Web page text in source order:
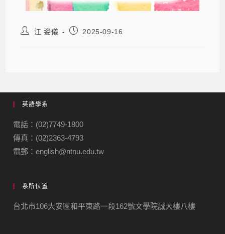
江 姿儀 2025-09-16
英語學系
電話：(02)7749-1800
傳真：(02)2363-4793
電郵：english@ntnu.edu.tw
系所位置
台北市106大安區和平東路一段162號文學院誠大樓八樓